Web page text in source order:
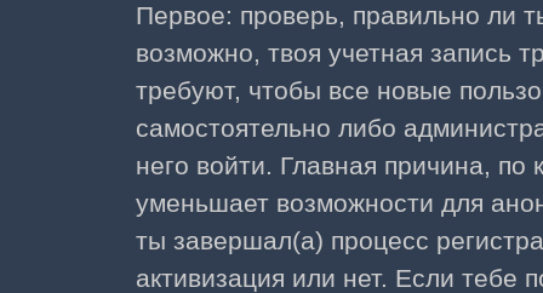
Первое: проверь, правильно ли
возможно, твоя учетная запись
требуют, чтобы все новые
самостоятельно либо
него войти. Главная причина,
уменьшает возможности для
ты завершал(а) процесс
активизация или нет. Если тебе